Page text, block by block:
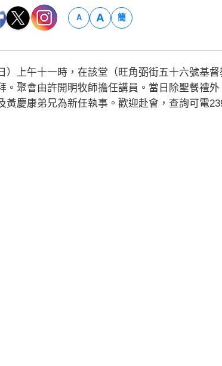
A A 簡
上午十一時，在該堂（旺角弼街五十六號基督
。聚會由許開明牧師擔任講員。當日除聖餐禮外
慶康弟兄為新任執事。歡迎赴會，查詢可電